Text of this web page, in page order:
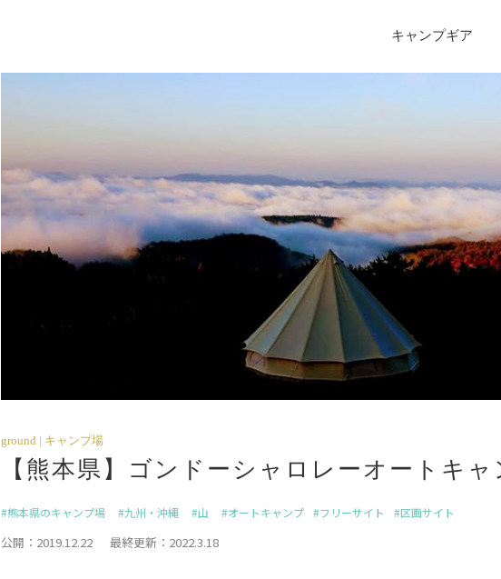
キャンプギア
ground | キャンプ場
【熊本県】ゴンドーシャロレーオートキャ
熊本県のキャンプ場 九州・沖縄 山 オートキャンプ フリーサイト 区画サイト
公開：2019.12.22 最終更新：2022.3.18